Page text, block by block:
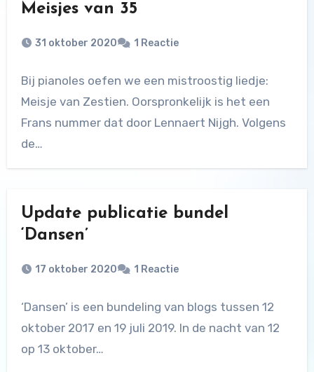
Meisjes van 35
31 oktober 2020 1 Reactie
Bij pianoles oefen we een mistroostig liedje:
Meisje van Zestien. Oorspronkelijk is het een
Frans nummer dat door Lennaert Nijgh. Volgens
de…
Update publicatie bundel
‘Dansen’
17 oktober 2020 1 Reactie
‘Dansen’ is een bundeling van blogs tussen 12
oktober 2017 en 19 juli 2019. In de nacht van 12
op 13 oktober…